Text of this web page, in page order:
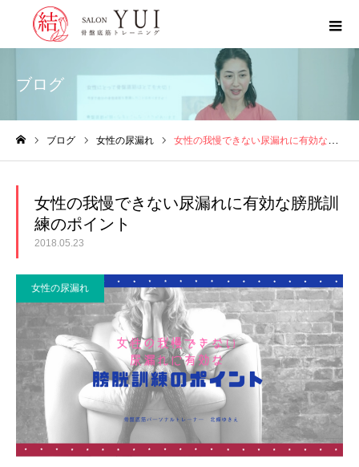
ブログ
ブログ 女性の尿漏れ 女性の我慢できない尿漏れに有効な膀胱訓練のポイント
女性の我慢できない尿漏れに有効な膀胱訓
練のポイント
2018.05.23
女性の尿漏れ